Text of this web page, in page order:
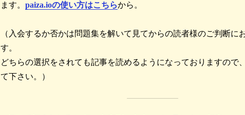
ます。 paiza.ioの使い方はこちらから。
（入会するか否かは問題集を解いて見てからの読者様のご判断に
す。
どちらの選択をされても記事を読めるようになっておりますので
て下さい。）